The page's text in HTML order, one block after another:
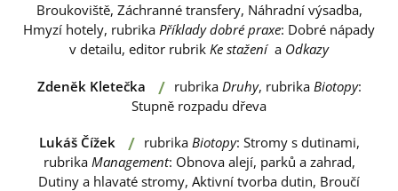
Broukoviště, Záchranné transfery, Náhradní výsadba,
Hmyzí hotely, rubrika Příklady dobré praxe: Dobré nápady
v detailu, editor rubrik Ke staženía Odkazy
Zdeněk Kletečka / rubrika Druhy, rubrika Biotopy:
Stupně rozpadu dřeva
Lukáš Čížek / rubrika Biotopy: Stromy s dutinami,
rubrika Management: Obnova alejí, parků a zahrad,
Dutiny a hlavaté stromy, Aktivní tvorba dutin, Broučí